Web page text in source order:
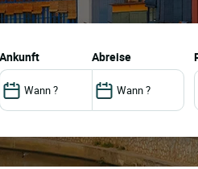
ankunft abreise